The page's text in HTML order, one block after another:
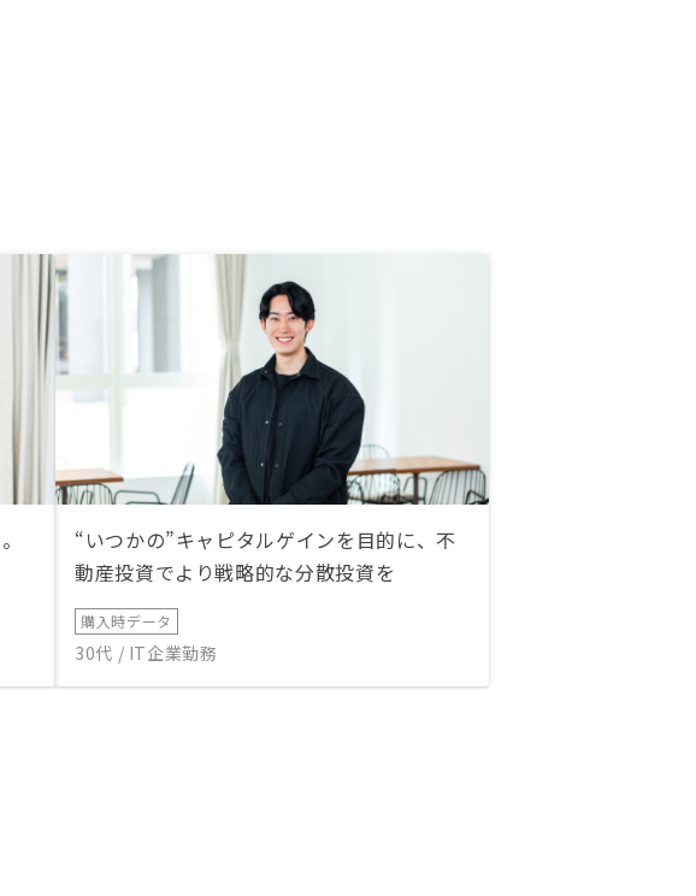
“いつかの”キャピタルゲインを目的に、不
動産投資でより戦略的な分散投資を
購入時データ
30代 / IT企業勤務